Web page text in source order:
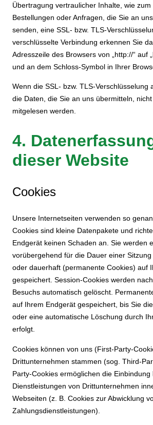
Übertragung vertraulicher Inhalte, wie zum
Bestellungen oder Anfragen, die Sie an
senden, eine SSL- bzw. TLS-
verschlüsselte Verbindung erkennen Sie
Adresszeile des Browsers von „http://“ auf
und an dem Schloss-Symbol in Ihrer
Wenn die SSL- bzw. TLS-Verschlüsselung
die Daten, die Sie an uns übermitteln,
mitgelesen werden.
4.
dieser Website
Cookies
Unsere Internetseiten verwenden so
Cookies sind kleine Datenpakete und
Endgerät keinen Schaden an. Sie werden
vorübergehend für die Dauer einer
oder dauerhaft (permanente Cookies) auf
gespeichert. Session-Cookies werden
Besuchs automatisch gelöscht.
auf Ihrem Endgerät gespeichert, bis Sie
oder eine automatische Löschung durch
erfolgt.
Cookies können von uns (First-Party-
Drittunternehmen stammen (sog. Third-
Party-Cookies ermöglichen die Einbindung
Dienstleistungen von Drittunternehmen
Webseiten (z. B. Cookies zur Abwicklung
Zahlungsdienstleistungen).